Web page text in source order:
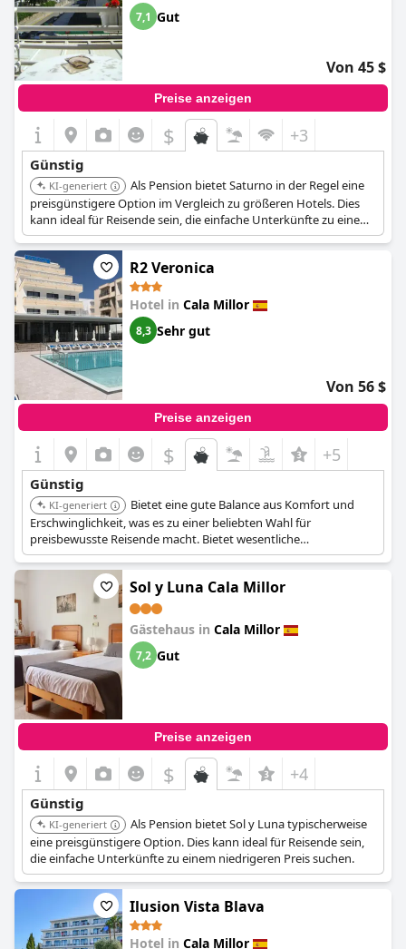
7,1 Gut
Von 45 $
Preise anzeigen
$ +3
Günstig
KI-generiert
Als Pension bietet Saturno in der Regel eine
preisgünstigere Option im Vergleich zu größeren Hotels. Dies
kann ideal für Reisende sein, die einfache Unterkünfte zu einem
niedrigeren Preis suchen.
R2 Veronica
Hotel in Cala Millor
8,3 Sehr gut
Von 56 $
Preise anzeigen
$ +5
Günstig
KI-generiert
Bietet eine gute Balance aus Komfort und
Erschwinglichkeit, was es zu einer beliebten Wahl für
preisbewusste Reisende macht. Bietet wesentliche
Annehmlichkeiten und eine günstige Lage zur Erkundung von
Cala Millor.
Sol y Luna Cala Millor
Gästehaus in Cala Millor
7,2 Gut
Preise anzeigen
$ +4
Günstig
KI-generiert
Als Pension bietet Sol y Luna typischerweise
eine preisgünstigere Option. Dies kann ideal für Reisende sein,
die einfache Unterkünfte zu einem niedrigeren Preis suchen.
Ilusion Vista Blava
Hotel in Cala Millor